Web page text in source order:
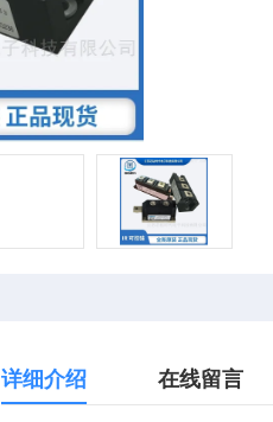
详细介绍 在线留言